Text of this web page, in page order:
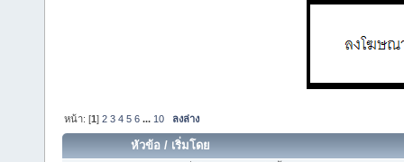
หน้า: [1]2 3 4 5 6 ... 10 ลงล่าง
หัวข้อ / เริ่มโดย